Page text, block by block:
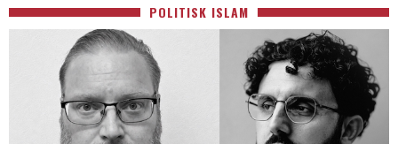
POLITISK ISLAM